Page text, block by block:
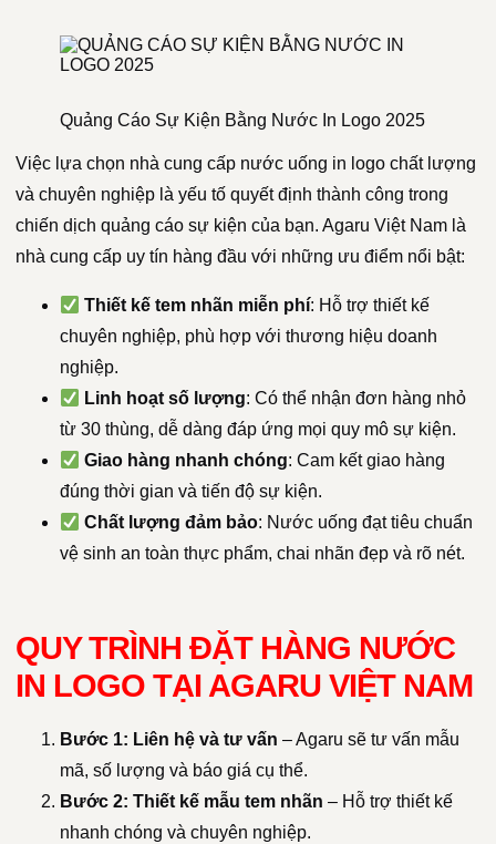
Quảng Cáo Sự Kiện Bằng Nước In Logo 2025
Việc lựa chọn nhà cung cấp nước uống in logo chất lượng
và chuyên nghiệp là yếu tố quyết định thành công trong
chiến dịch quảng cáo sự kiện của bạn. Agaru Việt Nam là
nhà cung cấp uy tín hàng đầu với những ưu điểm nổi bật:
Thiết kế tem nhãn miễn phí: Hỗ trợ thiết kế
chuyên nghiệp, phù hợp với thương hiệu doanh
nghiệp.
Linh hoạt số lượng: Có thể nhận đơn hàng nhỏ
từ 30 thùng, dễ dàng đáp ứng mọi quy mô sự kiện.
Giao hàng nhanh chóng: Cam kết giao hàng
đúng thời gian và tiến độ sự kiện.
Chất lượng đảm bảo: Nước uống đạt tiêu chuẩn
vệ sinh an toàn thực phẩm, chai nhãn đẹp và rõ nét.
QUY TRÌNH ĐẶT HÀNG NƯỚC
IN LOGO TẠI AGARU VIỆT NAM
Bước 1: Liên hệ và tư vấn – Agaru sẽ tư vấn mẫu
mã, số lượng và báo giá cụ thể.
Bước 2: Thiết kế mẫu tem nhãn – Hỗ trợ thiết kế
nhanh chóng và chuyên nghiệp.